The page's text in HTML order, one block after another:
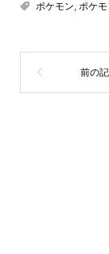
ポケモン, ポケ